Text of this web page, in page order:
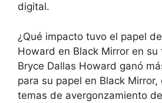
digital.
¿Qué impacto tuvo el papel
Howard en Black Mirror en su
Bryce Dallas Howard ganó
para su papel en Black Mirror,
temas de avergonzamiento